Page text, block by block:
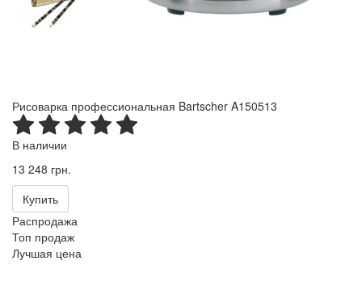
Рисоварка профессиональная Bartscher A150513
В наличии
13 248 грн.
Купить
Распродажа
Топ продаж
Лучшая цена